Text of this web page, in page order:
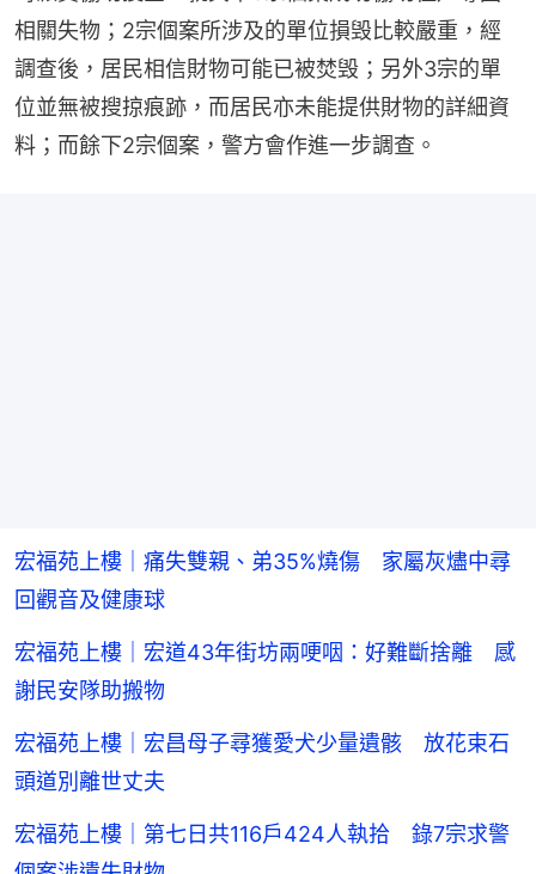
相關失物；2宗個案所涉及的單位損毁比較嚴重，經
調查後，居民相信財物可能已被焚毁；另外3宗的單
位並無被搜掠痕跡，而居民亦未能提供財物的詳細資
料；而餘下2宗個案，警方會作進一步調查。
宏福苑上樓｜痛失雙親、弟35%燒傷 家屬灰燼中尋
回觀音及健康球
宏福苑上樓｜宏道43年街坊兩哽咽：好難斷捨離 感
謝民安隊助搬物
宏福苑上樓｜宏昌母子尋獲愛犬少量遺骸 放花束石
頭道別離世丈夫
宏福苑上樓｜第七日共116戶424人執拾 錄7宗求警